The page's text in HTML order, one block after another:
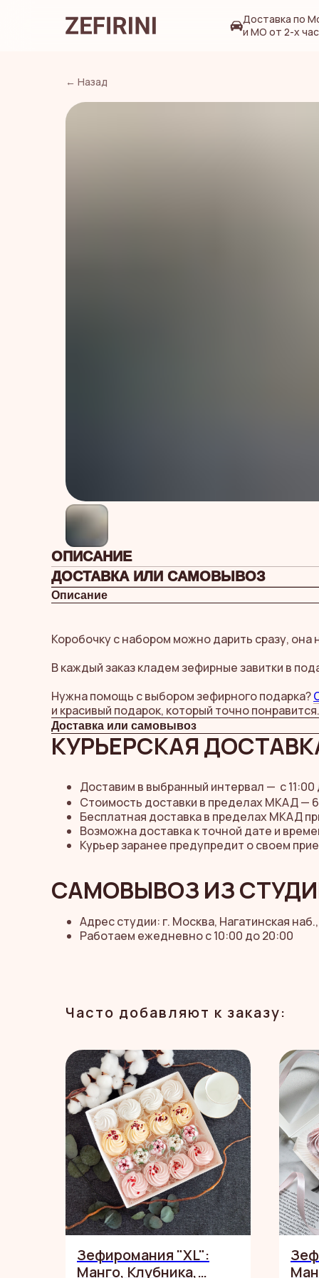
Доставка по
и МО от 2-х
← Назад
ОПИСАНИЕ
ДОСТАВКА ИЛИ САМОВЫВОЗ
Описание
Коробочку с набором можно дарить сразу,
В каждый заказ кладем зефирные завитки в
Нужна помощь с выбором зефирного подарка?
и красивый подарок, который точно понравится.
Доставка или самовывоз
КУРЬЕРСКАЯ
Доставим в выбранный интервал — с
Стоимость доставки в пределах МКАД —
Бесплатная доставка в пределах МКАД
Возможна доставка к точной дате и
Курьер заранее предупредит о своем
САМОВЫВОЗ ИЗ
Адрес студии: г. Москва, Нагатинская наб.,
Работаем ежедневно с 10:00 до 20:00
Часто добавляют к заказу:
Зефиромания "XL":
Манго, Клубника,